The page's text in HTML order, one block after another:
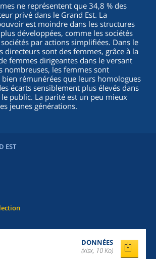
ne représentent que 34,8 % des
privé dans le Grand Est. La
est moindre dans les structures
développées, comme les sociétés
par actions simplifiées. Dans le
directeurs sont des femmes, grâce à la
femmes dirigeantes dans le versant
nombreuses, les femmes sont
rémunérées que leurs homologues
écarts sensiblement plus élevés dans
public. La parité est un peu mieux
jeunes générations.
EST
DONNÉES
(xlsx, 10 Ko)